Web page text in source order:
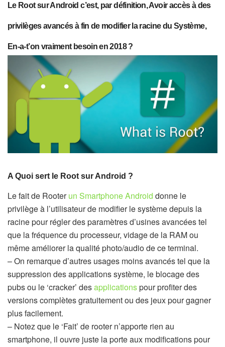
Le Root sur Android c’est, par définition, Avoir accès à des
privilèges avancés à fin de modifier la racine du Système,
En-a-t’on vraiment besoin en 2018 ?
A Quoi sert le Root sur Android ?
Le fait de Rooterun SmartphoneAndroid donne le
privilège à l’utilisateur de modifier le système depuis la
racine pour régler des paramètres d’usines avancées tel
que la fréquence du processeur, vidage de la RAM ou
même améliorer la qualité photo/audio de ce terminal.
– On remarque d’autres usages moins avancés tel que la
suppression des applications système, le blocage des
pubs ou le ‘cracker’ desapplicationspour profiter des
versions complètes gratuitement ou des jeux pour gagner
plus facilement.
– Notez que le ‘Fait’ de rooter n’apporte rien au
smartphone, il ouvre juste la porte aux modifications pour